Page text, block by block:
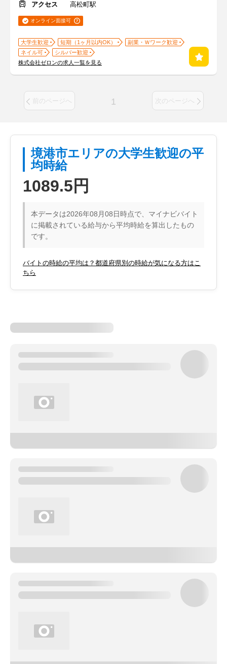
アクセス
高松町駅
オンライン面接可
大学生歓迎 短期（1ヶ月以内OK）
副業・Ｗワーク歓迎
ネイル可
シルバー歓迎
株式会社ゼロンの求人一覧を見る
前のページへ 1 次のページへ
境港市エリアの大学生歓迎の平
均時給
1089.5円
本データは2026年08月08日時点で、マイナビバイト
に掲載されている給与から平均時給を算出したもの
です。
バイトの時給の平均は？都道府県別の時給が気になる方はこ
ちら